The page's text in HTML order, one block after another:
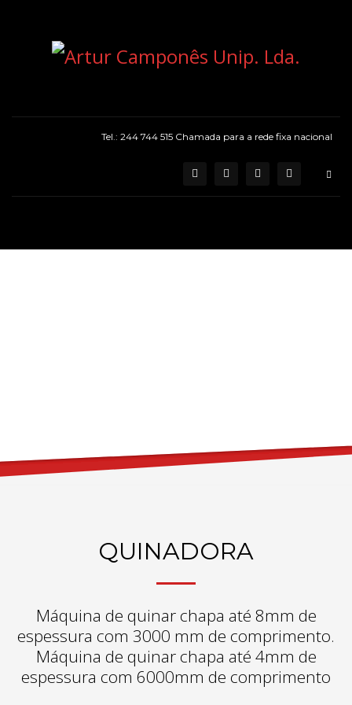
Tel.: 244 744 515 Chamada para a rede fixa nacional
QUINADORA
Máquina de quinar chapa até 8mm de
espessura com 3000 mm de comprimento.
Máquina de quinar chapa até 4mm de
espessura com 6000mm de comprimento